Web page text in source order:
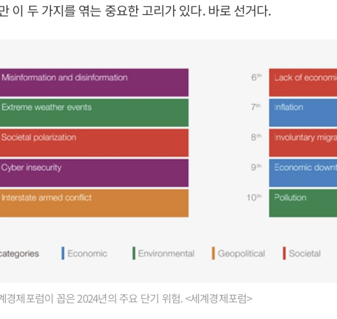
이 두 가지를 엮는 중요한 고리가 있다. 바로 선거다.
제포럼이 꼽은 2024년의 주요 단기 위험. <세계경제포럼>